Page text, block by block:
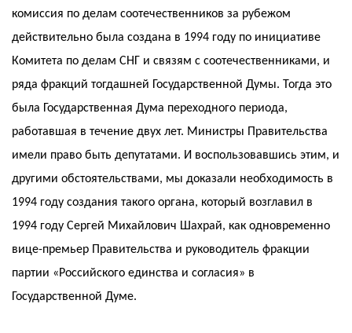
комиссия по делам соотечественников за рубежом
действительно была создана в 1994 году по инициативе
Комитета по делам СНГ и связям с соотечественниками, и
ряда фракций тогдашней Государственной Думы. Тогда это
была Государственная Дума переходного периода,
работавшая в течение двух лет. Министры Правительства
имели право быть депутатами. И воспользовавшись этим, и
другими обстоятельствами, мы доказали необходимость в
1994 году создания такого органа, который возглавил в
1994 году Сергей Михайлович Шахрай, как одновременно
вице-премьер Правительства и руководитель фракции
партии «Российского единства и согласия» в
Государственной Думе.